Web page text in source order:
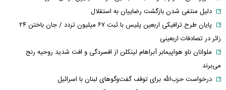
دلیل منتفی شدن بازگشت رضاییان به استقلال
پایان طرح ترافیکی اربعین پلیس با ثبت ۶۷ میلیون تردد / جان باختن ۲۴
زائر در تصادفات اربعینی
ملوانان ناو هواپیمابر آبراهام لینکلن از افسردگی و افت شدید روحیه رنج
می‌برند
درخواست حزب‌الله برای توقف گفت‌وگوهای لبنان با اسرائیل